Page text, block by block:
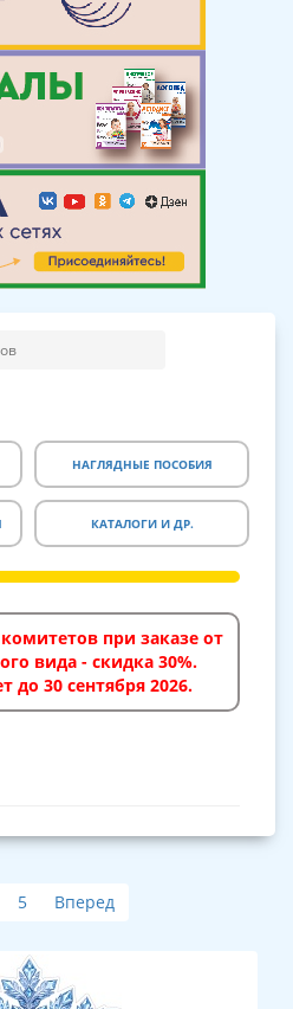
НАГЛЯДНЫЕ ПОСОБИЯ
КАТАЛОГИ И ДР.
при заказе от
вида - скидка 30%.
до 30 сентября 2026.
5 Вперед